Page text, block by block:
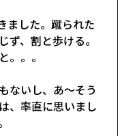
ました。蹴られた
ず、割と歩ける。
。。。
ないし、あ～そう
、率直に思いまし